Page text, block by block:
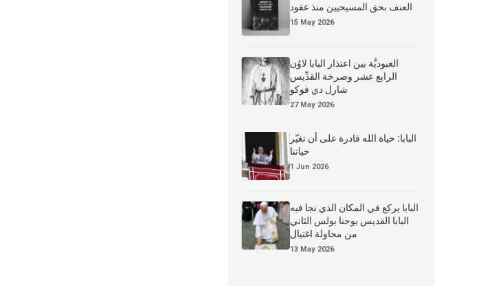
العنف بحق المسيحيين منذ عقود
15 May 2026
العبوديَّة بين اعتذار البابا لاوُن
الرابع عشر وصرخة القدِّيس
شارل دي فوكو
27 May 2026
البابا: حياة الله قادرة على أن تغيّر
حياتنا
1 Jun 2026
البابا يركع في المكان الذي نجا فيه
البابا القديس يوحنا بولس الثاني
من محاولة اغتيال
13 May 2026